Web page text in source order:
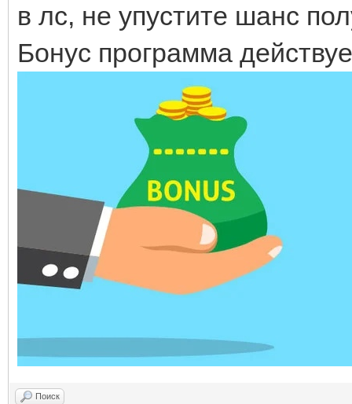
в лс, не упустите шанс
Бонус программа
Поиск